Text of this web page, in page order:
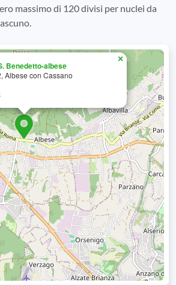
massimo di 120 divisi per nuclei da
Benedetto-albese
Albese con Cassano
×